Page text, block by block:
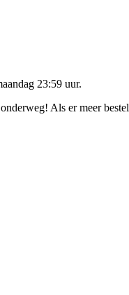
23:59 uur.
Als er meer